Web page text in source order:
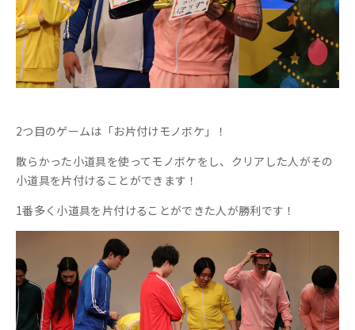
2つ目のゲームは「お片付けモノボケ」！
散らかった小道具を使ってモノボケをし、クリアした人がその
小道具を片付けることができます！
1番多く小道具を片付けることができた人が勝利です！